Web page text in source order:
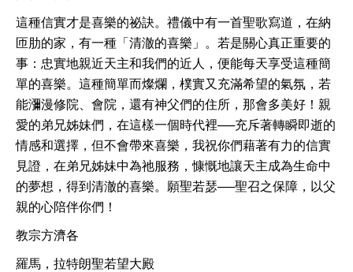
這種信實才是喜樂的祕訣。禮儀中有一首聖歌寫道，在納
匝肋的家，有一種「清澈的喜樂」。若是關心真正重要的
事：忠實地親近天主和我們的近人，便能每天享受這種簡
單的喜樂。這種簡單而燦爛，樸實又充滿希望的氣氛，若
能瀰漫修院、會院，還有神父們的住所，那會多美好！親
愛的弟兄姊妹們，在這樣一個時代裡──充斥著轉瞬即逝的
情感和選擇，但不會帶來喜樂，我祝你們藉著有力的信實
見證，在弟兄姊妹中為祂服務，慷慨地讓天主成為生命中
的夢想，得到清澈的喜樂。願聖若瑟──聖召之保障，以父
親的心陪伴你們！
教宗方濟各
羅馬，拉特朗聖若望大殿